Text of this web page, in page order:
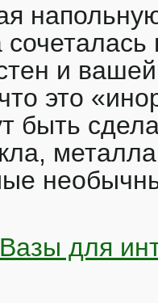
и
это
быть